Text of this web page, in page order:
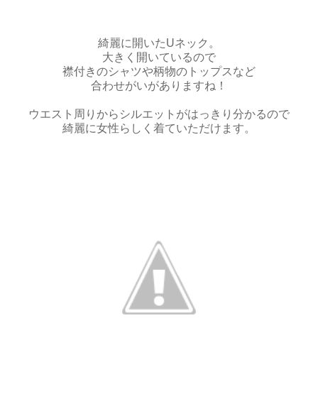
綺麗に開いたUネック。
大きく開いているので
襟付きのシャツや柄物のトップスなど
合わせがいがありますね！
ウエスト周りからシルエットがはっきり分かるので
綺麗に女性らしく着ていただけます。